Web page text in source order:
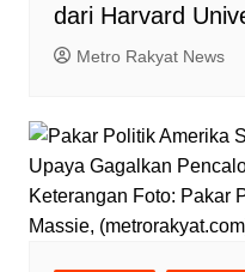
dari Harvard
Metro Rakyat News
Keterangan Foto: Pakar
Massie,